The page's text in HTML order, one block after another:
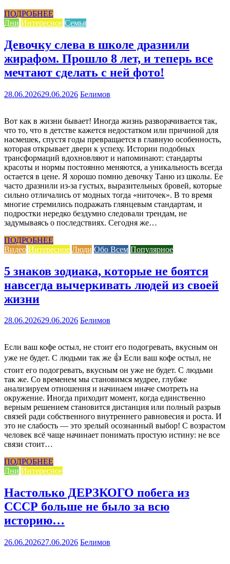
ПОДРОБНЕЕ
Дни Интересное Семья
Девочку слева в школе дразнили
жирафом. Прошло 8 лет, и теперь все
мечтают сделать с ней фото!
28.06.202629.06.2026 Белимов
Вот как в жизни бывает! Иногда жизнь разворачивается так,
что то, что в детстве кажется недостатком или причиной для
насмешек, спустя годы превращается в главную особенность,
которая открывает двери к успеху. Истории подобных
трансформаций вдохновляют и напоминают: стандарты
красоты и нормы постоянно меняются, а уникальность всегда
остается в цене. Я хорошо помню девочку Таню из школы. Ее
часто дразнили из-за густых, выразительных бровей, которые
сильно отличались от модных тогда «ниточек». В то время
многие стремились подражать глянцевым стандартам, и
подростки нередко бездумно следовали трендам, не
задумываясь о последствиях. Сегодня же…
ПОДРОБНЕЕ
Видео Интересное Люди Обо Всем Популярное
5 знаков зодиака, которые не боятся
навсегда вычеркивать людей из своей
жизни
28.06.202629.06.2026 Белимов
Если ваш кофе остыл, не стоит его подогревать, вкусным он
уже не будет. С людьми так же 👍 Если ваш кофе остыл, не
стоит его подогревать, вкусным он уже не будет. С людьми
так же. Со временем мы становимся мудрее, глубже
анализируем отношения и начинаем иначе смотреть на
окружение. Иногда приходит момент, когда единственно
верным решением становится дистанция или полный разрыв
связей ради собственного внутреннего равновесия и роста. И
это не слабость — это зрелый осознанный выбор! С возрастом
человек всё чаще начинает понимать простую истину: не все
связи стоит…
ПОДРОБНЕЕ
Дни Интересное
Настолько ДЕРЗКОГО побега из
СССР больше не было за всю
историю…
26.06.202627.06.2026 Белимов